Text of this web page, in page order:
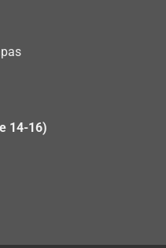
14-16)